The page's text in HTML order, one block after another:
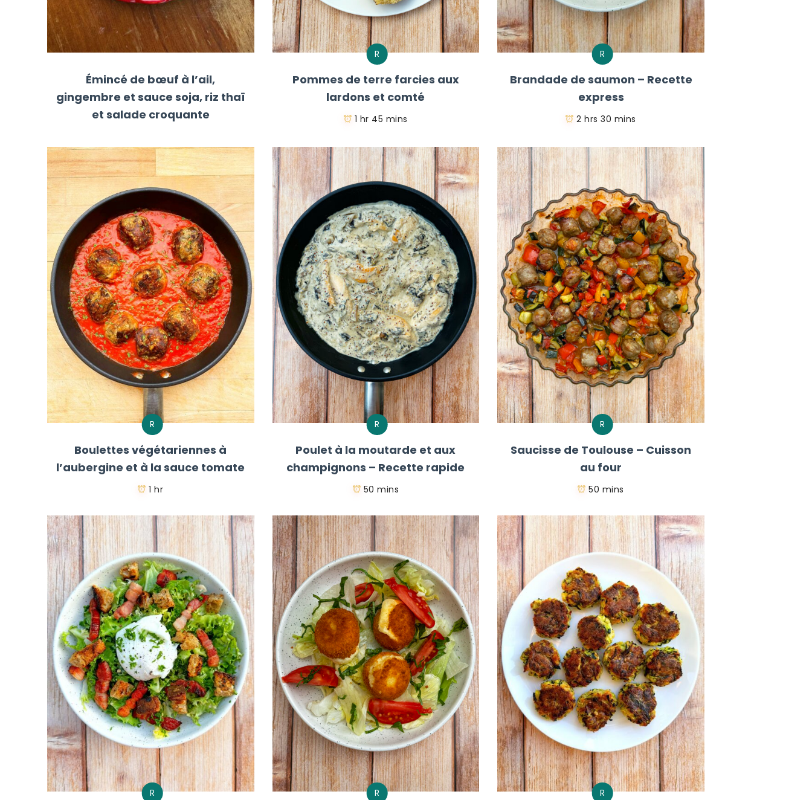
Émincé de bœuf à l’ail,
gingembre et sauce soja, riz thaï
et salade croquante
R
Pommes de terre farcies aux
lardons et comté
1 hr 45 mins
R
Brandade de saumon – Recette
express
2 hrs 30 mins
R
Boulettes végétariennes à
l’aubergine et à la sauce tomate
1 hr
R
Poulet à la moutarde et aux
champignons – Recette rapide
50 mins
R
Saucisse de Toulouse – Cuisson
au four
50 mins
R R R